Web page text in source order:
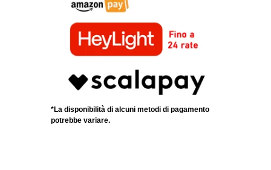
*La disponibilità di alcuni metodi di pagamento
potrebbe variare.